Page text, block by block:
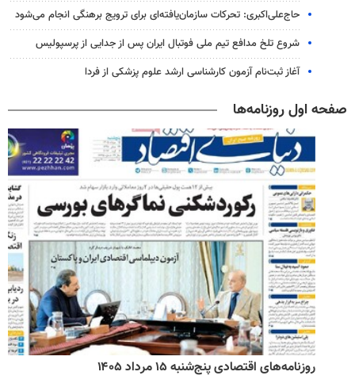
حاج‌علی‌اکبری: تحرکات سازمان‌یافته‌ای برای ترویج برهنگی انجام می‌شود
شروع تلخ مدافع تیم ملی فوتبال ایران پس از جدایی از پرسپولیس
آغاز ثبت‌نام‌ آزمون کارشناسی ارشد علوم پزشکی از فردا
صفحه اول روزنامه‌ها
روزنامه‌های اقتصادی پنج‌شنبه ۱۵ مرداد ۱۴۰۵